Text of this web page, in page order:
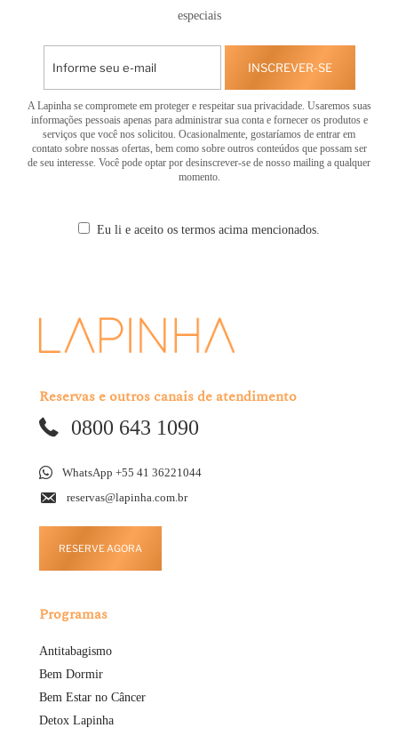
especiais
INSCREVER-SE
A Lapinha se compromete em proteger e respeitar sua privacidade. Usaremos suas
informações pessoais apenas para administrar sua conta e fornecer os produtos e
serviços que você nos solicitou. Ocasionalmente, gostaríamos de entrar em
contato sobre nossas ofertas, bem como sobre outros conteúdos que possam ser
de seu interesse. Você pode optar por desinscrever-se de nosso mailing a qualquer
momento.
Eu li e aceito os termos acima mencionados.
Reservas e outros canais de atendimento
0800 643 1090
WhatsApp +55 41 36221044
reservas@lapinha.com.br
RESERVE AGORA
Programas
Antitabagismo
Bem Dormir
Bem Estar no Câncer
Detox Lapinha